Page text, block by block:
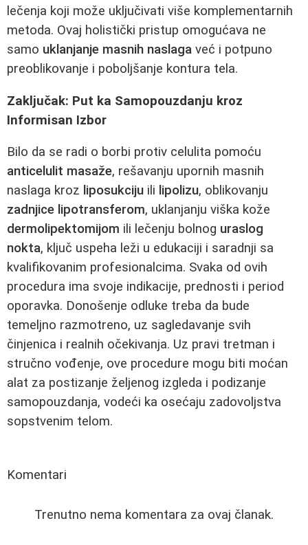
lečenja koji može uključivati više komplementarnih
metoda. Ovaj holistički pristup omogućava ne
samo uklanjanje masnih naslaga već i potpuno
preoblikovanje i poboljšanje kontura tela.
Zaključak: Put ka Samopouzdanju kroz
Informisan Izbor
Bilo da se radi o borbi protiv celulita pomoću
anticelulit masaže, rešavanju upornih masnih
naslaga kroz liposukciju ili lipolizu, oblikovanju
zadnjice lipotransferom, uklanjanju viška kože
dermolipektomijom ili lečenju bolnog uraslog
nokta, ključ uspeha leži u edukaciji i saradnji sa
kvalifikovanim profesionalcima. Svaka od ovih
procedura ima svoje indikacije, prednosti i period
oporavka. Donošenje odluke treba da bude
temeljno razmotreno, uz sagledavanje svih
činjenica i realnih očekivanja. Uz pravi tretman i
stručno vođenje, ove procedure mogu biti moćan
alat za postizanje željenog izgleda i podizanje
samopouzdanja, vodeći ka osećaju zadovoljstva
sopstvenim telom.
Komentari
Trenutno nema komentara za ovaj članak.